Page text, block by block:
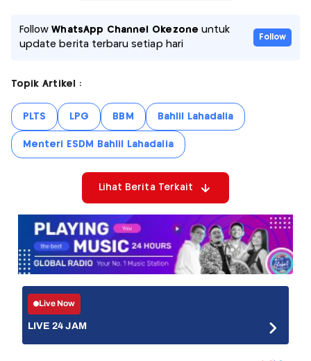
FollowWhatsApp Channel Okezone untuk
update berita terbaru setiap hari
Follow
Topik Artikel :
PLTS LPG BBM Bahlil Lahadalia
Menteri ESDM Bahlil Lahadalia
Lihat Berita Terkait
Live Now
LIVE 24 JAM